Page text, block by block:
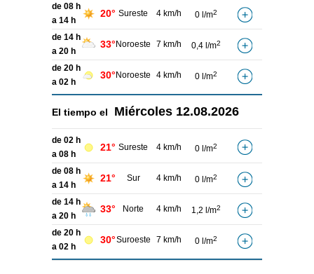
de 08 h
a 14 h
20° Sureste 4 km/h 0 l/m2
de 14 h
a 20 h
33° Noroeste 7 km/h 0,4 l/m2
de 20 h
a 02 h
30° Noroeste 4 km/h 0 l/m2
El tiempo el Miércoles 12.08.2026
de 02 h
a 08 h
21° Sureste 4 km/h 0 l/m2
de 08 h
a 14 h
21° Sur 4 km/h 0 l/m2
de 14 h
a 20 h
33° Norte 4 km/h 1,2 l/m2
de 20 h
a 02 h
30°Suroeste 7 km/h 0 l/m2